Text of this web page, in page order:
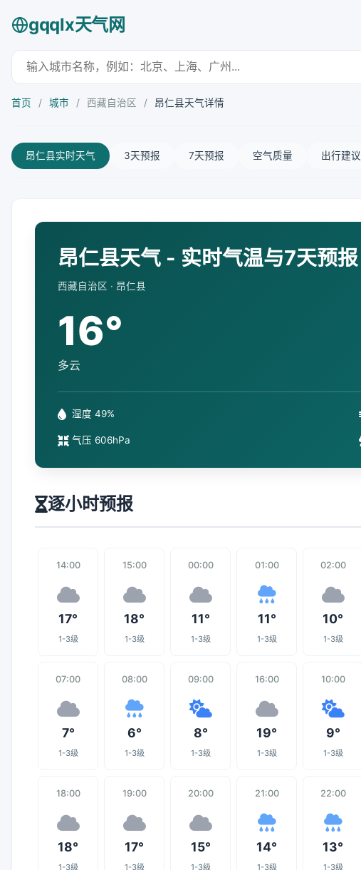
gqqlx天气网
首页 / 城市 / 西藏自治区 / 昂仁县天气详情
昂仁县实时天气 3天预报 7天预报 空气质量 出行建议
昂仁县天气 - 实时气温与7天预报
西藏自治区 · 昂仁县
16°
多云
湿度 49%
气压 606hPa
逐小时预报
14:00
17°
1-3级
15:00
18°
1-3级
00:00
11°
1-3级
01:00
11°
1-3级
02:00
10°
1-3级
07:00
7°
1-3级
08:00
6°
1-3级
09:00
8°
1-3级
16:00
19°
1-3级
10:00
9°
1-3级
18:00
18°
1-3级
19:00
17°
1-3级
20:00
15°
1-3级
21:00
14°
1-3级
22:00
13°
1-3级